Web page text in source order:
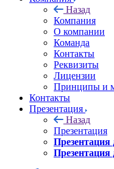
Назад
Компания
О компании
Команда
Контакты
Реквизиты
Лицензии
Принципы и
Контакты
Презентация
Назад
Презентация
Презентация
Презентация